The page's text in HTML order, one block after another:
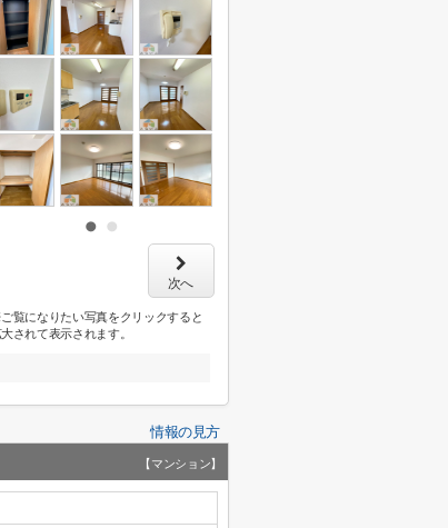
次へ
覧になりたい写真をクリックすると
されて表示されます。
情報の見方
【マンション】